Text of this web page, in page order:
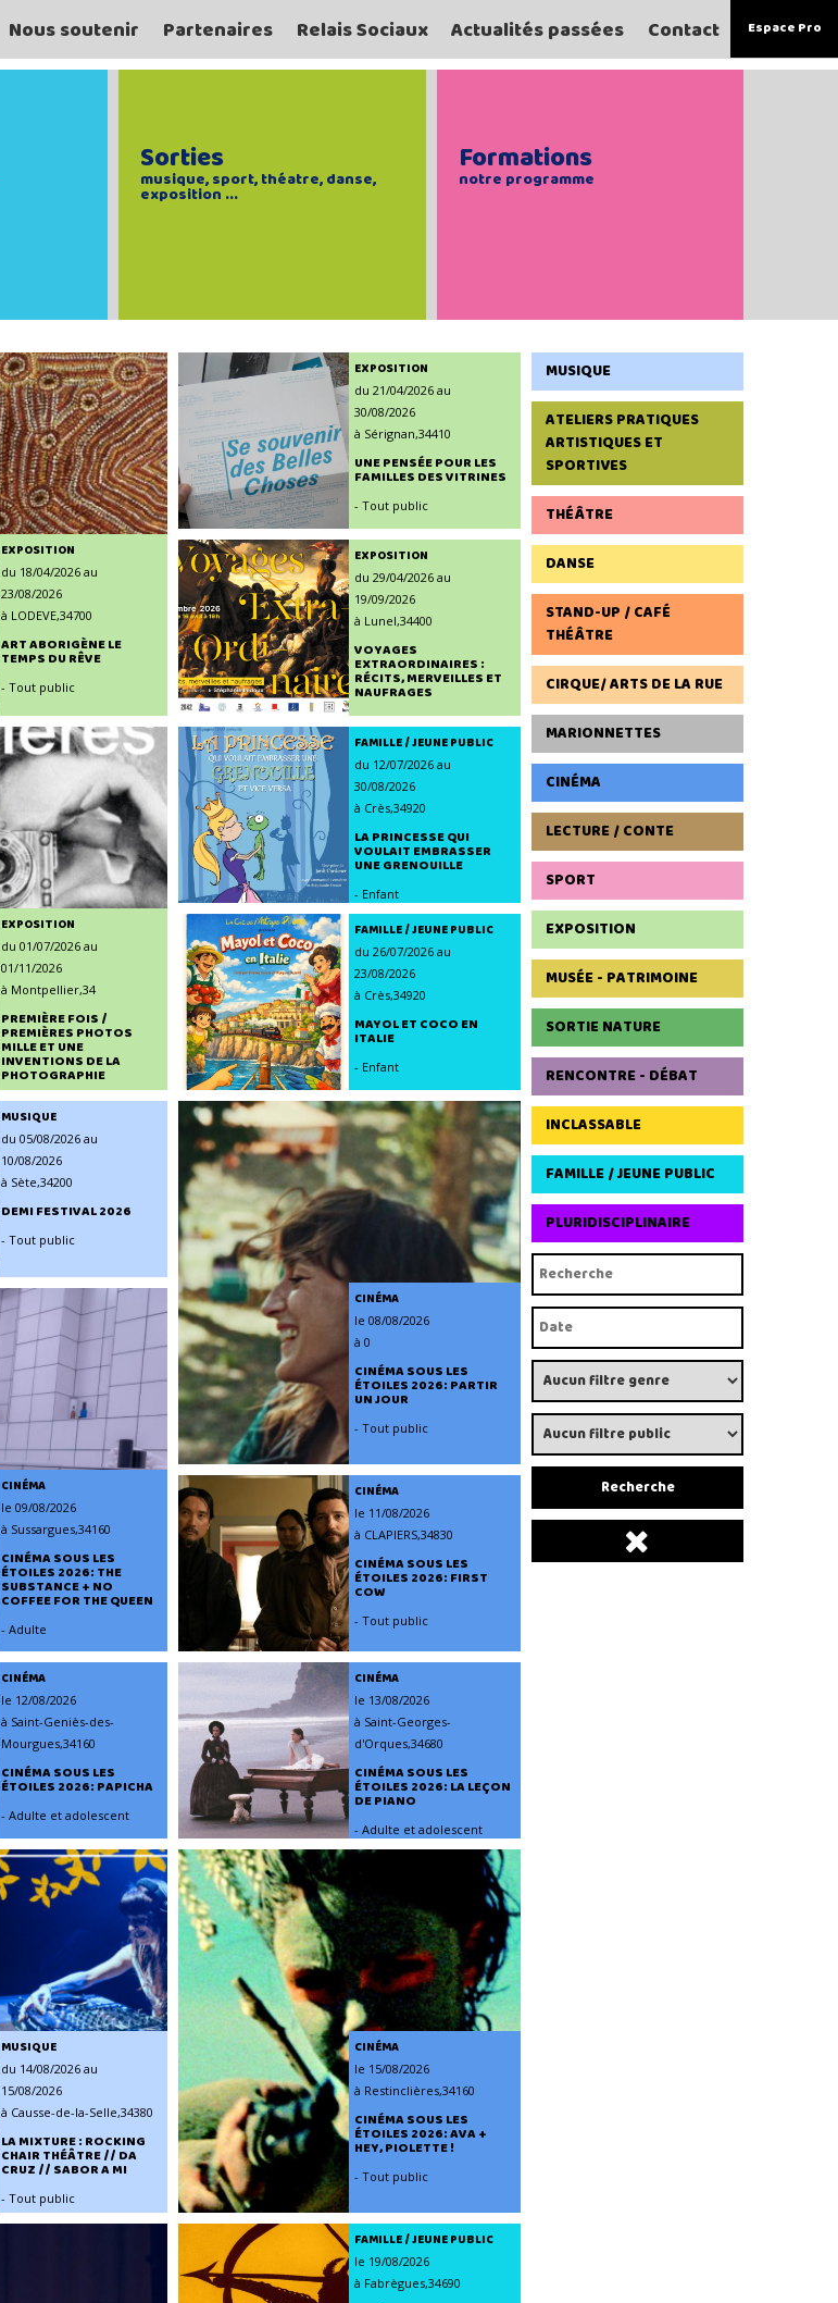
Espace Pro
Nous soutenir Partenaires Relais Sociaux Actualités passées Contact
Sorties
musique, sport, théatre, danse,
exposition ...
Formations
notre programme
EXPOSITION
du 18/04/2026 au
23/08/2026
à LODEVE,34700
ART ABORIGÈNE LE
TEMPS DU RÊVE
- Tout public
EXPOSITION
du 21/04/2026 au
30/08/2026
à Sérignan,34410
UNE PENSÉE POUR LES
FAMILLES DES VITRINES
- Tout public
EXPOSITION
du 29/04/2026 au
19/09/2026
à Lunel,34400
VOYAGES
EXTRAORDINAIRES :
RÉCITS, MERVEILLES ET
NAUFRAGES
- Tout public
EXPOSITION
du 01/07/2026 au
01/11/2026
à Montpellier,34
PREMIÈRE FOIS /
PREMIÈRES PHOTOS
MILLE ET UNE
INVENTIONS DE LA
PHOTOGRAPHIE
- Tout public
FAMILLE / JEUNE PUBLIC
du 12/07/2026 au
30/08/2026
à Crès,34920
LA PRINCESSE QUI
VOULAIT EMBRASSER
UNE GRENOUILLE
- Enfant
FAMILLE / JEUNE PUBLIC
du 26/07/2026 au
23/08/2026
à Crès,34920
MAYOL ET COCO EN
ITALIE
- Enfant
MUSIQUE
du 05/08/2026 au
10/08/2026
à Sète,34200
DEMI FESTIVAL 2026
- Tout public
CINÉMA
le 08/08/2026
à 0
CINÉMA SOUS LES
ÉTOILES 2026: PARTIR
UN JOUR
- Tout public
CINÉMA
le 09/08/2026
à Sussargues,34160
CINÉMA SOUS LES
ÉTOILES 2026: THE
SUBSTANCE + NO
COFFEE FOR THE QUEEN
- Adulte
CINÉMA
le 11/08/2026
à CLAPIERS,34830
CINÉMA SOUS LES
ÉTOILES 2026: FIRST
COW
- Tout public
CINÉMA
le 12/08/2026
à Saint-Geniès-des-
Mourgues,34160
CINÉMA SOUS LES
ÉTOILES 2026: PAPICHA
- Adulte et adolescent
CINÉMA
le 13/08/2026
à Saint-Georges-
d'Orques,34680
CINÉMA SOUS LES
ÉTOILES 2026: LA LEÇON
DE PIANO
- Adulte et adolescent
MUSIQUE
du 14/08/2026 au
15/08/2026
à Causse-de-la-Selle,34380
LA MIXTURE : ROCKING
CHAIR THÉÂTRE // DA
CRUZ // SABOR A MI
- Tout public
CINÉMA
le 15/08/2026
à Restinclières,34160
CINÉMA SOUS LES
ÉTOILES 2026: AVA +
HEY, PIOLETTE !
- Tout public
FAMILLE / JEUNE PUBLIC
le 19/08/2026
à Fabrègues,34690
MUSIQUE
ATELIERS PRATIQUES
ARTISTIQUES ET
SPORTIVES
THÉÂTRE
DANSE
STAND-UP / CAFÉ
THÉÂTRE
CIRQUE/ ARTS DE LA RUE
MARIONNETTES
CINÉMA
LECTURE / CONTE
SPORT
EXPOSITION
MUSÉE - PATRIMOINE
SORTIE NATURE
RENCONTRE - DÉBAT
INCLASSABLE
FAMILLE / JEUNE PUBLIC
PLURIDISCIPLINAIRE